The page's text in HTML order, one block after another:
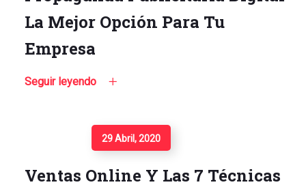
La Mejor Opción Para Tu
Empresa
Seguir leyendo
29 Abril, 2020
Ventas Online Y Las 7 Técnicas